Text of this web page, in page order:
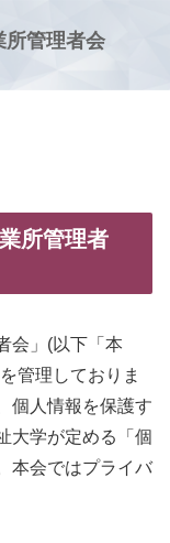
管理者会
所管理者
会」(以下「本
管理しておりま
個人情報を保護す
大学が定める「個
本会ではプライバ